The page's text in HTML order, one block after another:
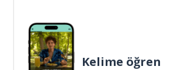
Kelime öğren